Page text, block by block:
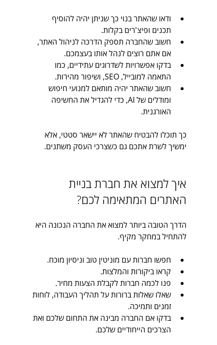
ודאו שהאתר בנוי כך שניתן יהיה להוסיף
תכנים ופיצ'רים בקלות.
חשוב שהחברה תספק הדרכה לניהול האתר,
אם אתם רוצים לנהל אותו בעצמכם.
בדקו אפשרויות לשדרוגים עתידיים, כמו
התאמה למובייל, SEO, ושיפור מהירות.
חשוב שהאתר יהיה מותאם למנועי חיפוש
ומודלים של AI, כדי להגדיל את החשיפה
האורגנית.
כך תוכלו להבטיח שהאתר לא יישאר סטטי, אלא
ימשיך לשרת אתכם גם כשצרכי העסק משתנים.
איך למצוא את חברת בניית
האתרים המתאימה לכם?
הדרך הטובה ביותר למצוא את החברה הנכונה היא
להתחיל במחקר מקיף.
חפשו חברות עם מוניטין טוב וניסיון מוכח.
קראו ביקורות והמלצות.
פנו לכמה חברות לקבלת הצעות מחיר.
שאלו שאלות ברורות על תהליך העבודה, לוחות
זמנים ותמיכה.
בדקו אם החברה מבינה את התחום שלכם ואת
הצרכים הייחודיים שלכם.